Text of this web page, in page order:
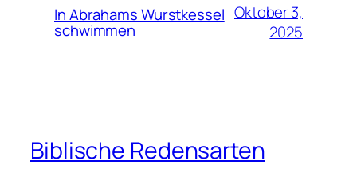
In Abrahams Wurstkessel
schwimmen
Oktober 3,
2025
Biblische Redensarten